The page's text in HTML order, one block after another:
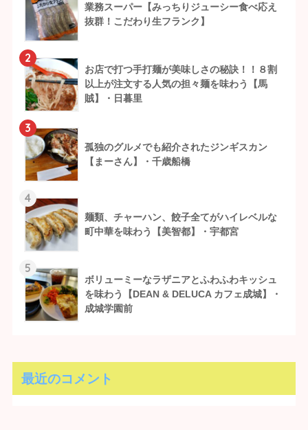
業務スーパー【みっちりジューシー食べ応え
抜群！こだわり生フランク】
2
お店で打つ手打麺が美味しさの秘訣！！８割
以上が注文する人気の担々麺を味わう【馬
賊】・日暮里
3
孤独のグルメでも紹介されたジンギスカン
【まーさん】・千歳船橋
4
麺類、チャーハン、餃子全てがハイレベルな
町中華を味わう【美智都】・宇都宮
5
ボリューミーなラザニアとふわふわキッシュ
を味わう【DEAN & DELUCA カフェ成城】・
成城学園前
最近のコメント